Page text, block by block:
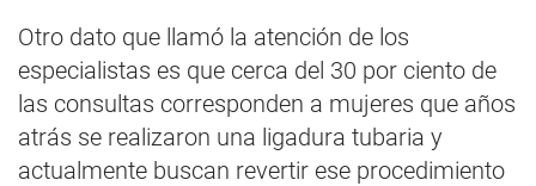
Otro dato que llamó la atención de los
especialistas es que cerca del 30 por ciento de
las consultas corresponden a mujeres que años
atrás se realizaron una ligadura tubaria y
actualmente buscan revertir ese procedimiento